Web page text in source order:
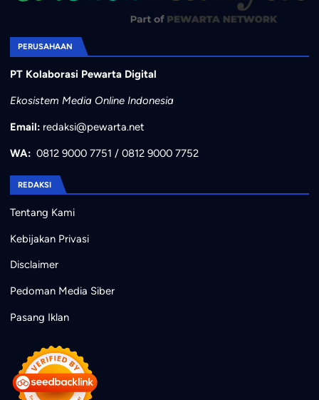
PERUSAHAAN
PT Kolaborasi Pewarta Digital
Ekosistem Media Online Indonesia
Email: redaksi@pewarta.net
WA: 0812 9000 7751 / 0812 9000 7752
REDAKSI
Tentang Kami
Kebijakan Privasi
Disclaimer
Pedoman Media Siber
Pasang Iklan